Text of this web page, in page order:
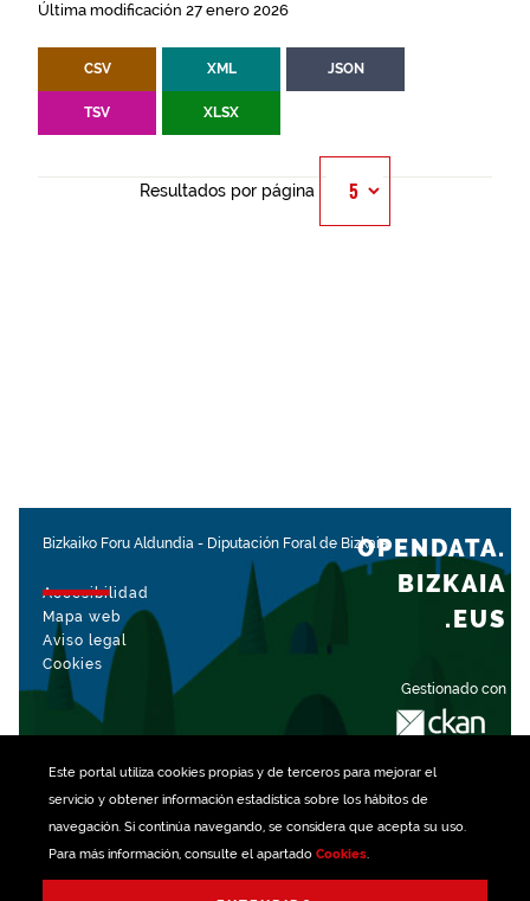
Este portal utiliza cookiespropias y de terceros para mejorar el
servicio y obtener información estadística sobre los hábitos de
navegación. Si continúa navegando, se considera que acepta su uso.
Para más información, consulte el apartado Cookies.
Última modificación 27 enero 2026
CSV XML JSON
TSV XLSX
Resultados por página
Bizkaiko Foru Aldundia - Diputación Foral de Bizkaia
Accesibilidad
Mapa web
Aviso legal
Cookies
Gestionado con
OPENDATA.
BIZKAIA
.EUS